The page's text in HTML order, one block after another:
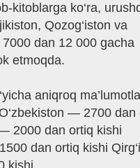
kitoblarga ko‘ra,
Qozog‘iston va
7000 dan 12 000 gacha
etmoqda.
aniqroq
— 2700 dan
2000 dan ortiq kishi
dan ortiq kishi